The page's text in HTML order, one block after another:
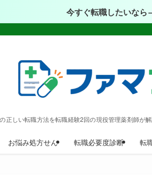
今すぐ転職したいな
正しい転職方法を転職経験2回の現役管理薬剤師が
お悩み処方せん 転職必要度診断 転